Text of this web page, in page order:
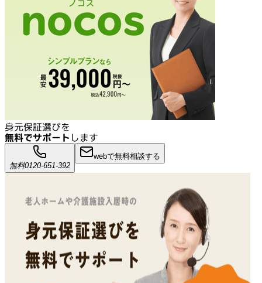
身元保証選びを
無料でサポート します
無料0120-651-392
webで無料相談する